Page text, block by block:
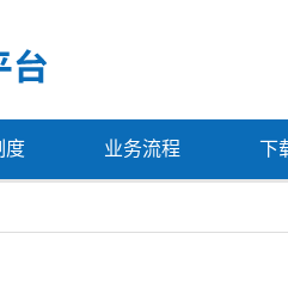
度 业务流程 下